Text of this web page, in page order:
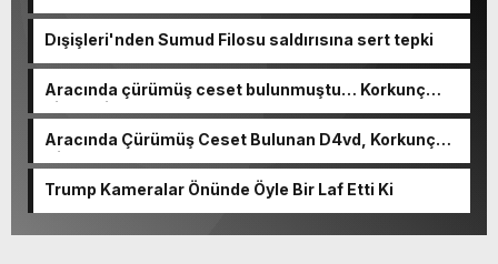
Dışişleri'nden Sumud Filosu saldırısına sert tepki
Aracında çürümüş ceset bulunmuştu… Korkunç
cinayetin detayları ortaya çıktı
Aracında Çürümüş Ceset Bulunan D4vd, Korkunç
Cinayetle Yargılanıyor
Trump Kameralar Önünde Öyle Bir Laf Etti Ki